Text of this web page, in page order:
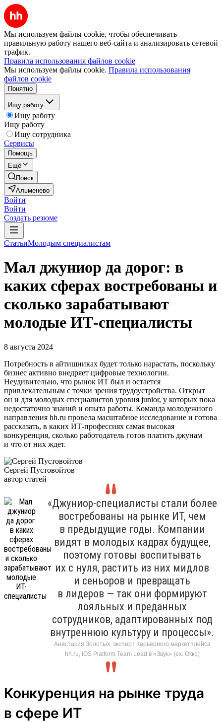
Мы используем файлы cookie, чтобы обеспечивать
правильную работу нашего веб-сайта и анализировать сетевой
трафик.
Правила использования файлов cookie
Мы используем файлы cookie. Правила использования
файлов cookie
Понятно
Ищу работу
Ищу работу
Ищу работу
Ищу сотрудника
Сервисы
Помощь
Ещё
Поиск
Альменево
Войти
Войти
Создать резюме
СтатьиМолодым специалистам
Мал джуниор да дорог: в
каких сферах востребованы и
сколько зарабатывают
молодые ИТ-специалисты
8 августа 2024
Потребность в айтишниках будет только нарастать, поскольку
бизнес активно внедряет цифровые технологии.
Неудивительно, что рынок ИТ был и остается
привлекательным с точки зрения трудоустройства. Открыт
он и для молодых специалистов уровня junior, у которых пока
недостаточно знаний и опыта работы. Команда молодежного
направления hh.ru провела масштабное исследование и готова
рассказать, в каких ИТ-профессиях самая высокая
конкуренция, сколько работодатель готов платить джунам
и что от них ждет.
Сергей Пустовойтов
автор статей
«Джуниор-специалисты стали более
востребованы на рынке ИТ, чем
в предыдущие годы. Компании
видят в молодых кадрах будущее,
поэтому готовы воспитывать
их с нуля, растить из них мидлов
и сеньоров и превращать
в лидеров — так они формируют
лояльных и преданных
сотрудников, адаптированных под
внутреннюю культуру и процессы».
Анастасия Золотых, эксперт Карьерного маркетплейса
hh.ru, iOS Platform Team Lead в «Звук» (ex. Окко)
Конкуренция на рынке труда
в сфере ИТ